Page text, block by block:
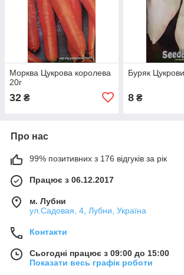
Морква Цукрова королева
20г
32 ₴
Буряк
8₴
Про нас
99% позитивних з 176 відгуків за рік
Працює з 06.12.2017
м. Лубни
ул.Садовая, 4, Лубни, Україна
Контакти
Сьогодні працює з 09:00 до 15:00
Показати весь графік роботи